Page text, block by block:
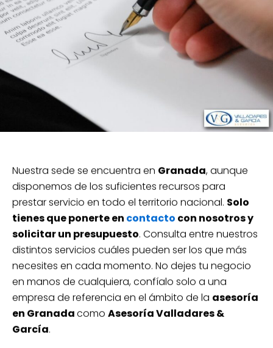
Nuestra sede se encuentra en Granada, aunque
disponemos de los suficientes recursos para
prestar servicio en todo el territorio nacional. Solo
tienes que ponerte en contacto con nosotros y
solicitar un presupuesto. Consulta entre nuestros
distintos servicios cuáles pueden ser los que más
necesites en cada momento. No dejes tu negocio
en manos de cualquiera, confíalo solo a una
empresa de referencia en el ámbito de la asesoría
en Granadacomo Asesoría Valladares &
García.